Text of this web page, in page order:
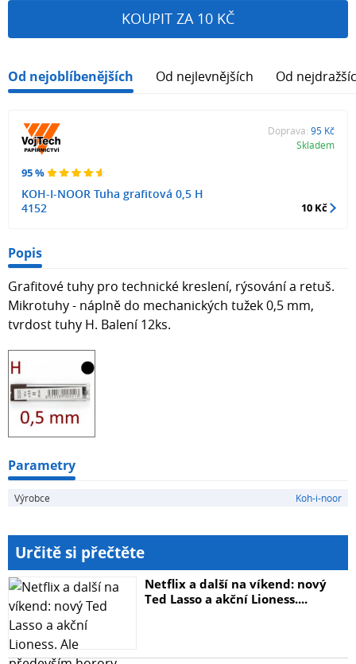
KOUPIT ZA 10 KČ
Od nejoblíbenějších Od nejlevnějších Od
95 %
KOH-I-NOOR Tuha grafitová 0,5 H
4152
Doprava: 95 Kč
Skladem
10 Kč
Popis
Grafitové tuhy pro technické kreslení, rýsování a retuš.
Mikrotuhy - náplně do mechanických tužek 0,5 mm,
tvrdost tuhy H. Balení 12ks.
Parametry
Výrobce Koh-i-noor
Určitě si přečtěte
Netflix a další na víkend: nový
Ted Lasso a akční Lioness....